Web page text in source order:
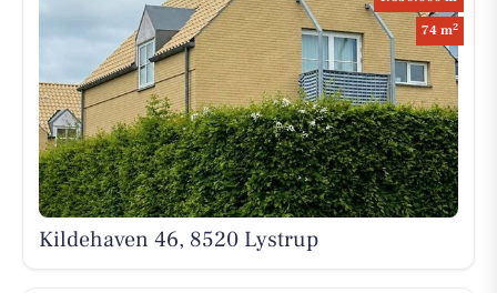
74 m2
Kildehaven 46, 8520 Lystrup